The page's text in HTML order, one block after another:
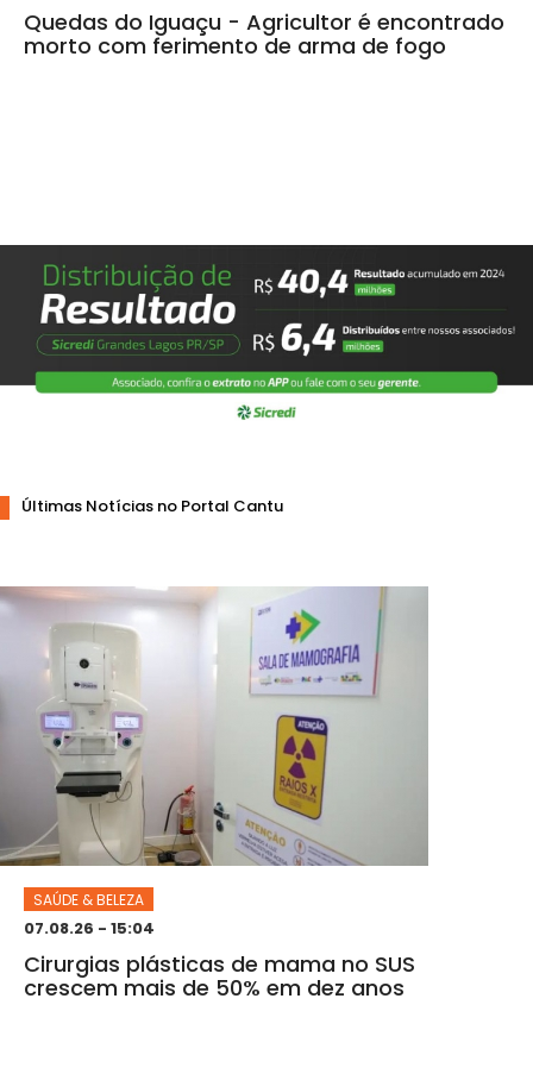
Quedas do Iguaçu - Agricultor é encontrado
morto com ferimento de arma de fogo
Últimas Notícias no Portal Cantu
SAÚDE & BELEZA
07.08.26 - 15:04
Cirurgias plásticas de mama no SUS
crescem mais de 50% em dez anos